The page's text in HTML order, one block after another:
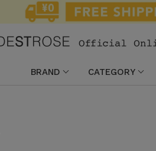
BRAND CATEGORY